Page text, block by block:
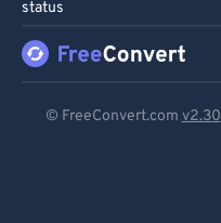
status
© FreeConvert.com v2.30